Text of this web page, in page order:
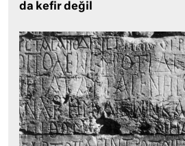
da kefir değil